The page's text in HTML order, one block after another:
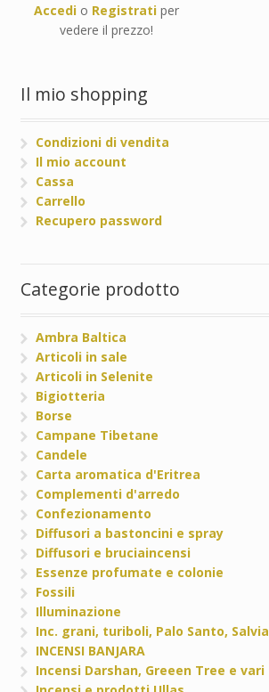
Accedio Registratiper
vedere il prezzo!
Il mio shopping
Condizioni di vendita
Il mio account
Cassa
Carrello
Recupero password
Categorie prodotto
Ambra Baltica
Articoli in sale
Articoli in Selenite
Bigiotteria
Borse
Campane Tibetane
Candele
Carta aromatica d'Eritrea
Complementi d'arredo
Confezionamento
Diffusori a bastoncini e spray
Diffusori e bruciaincensi
Essenze profumate e colonie
Fossili
Illuminazione
Inc. grani, turiboli, Palo Santo, Salvia
INCENSI BANJARA
Incensi Darshan, Greeen Tree e vari